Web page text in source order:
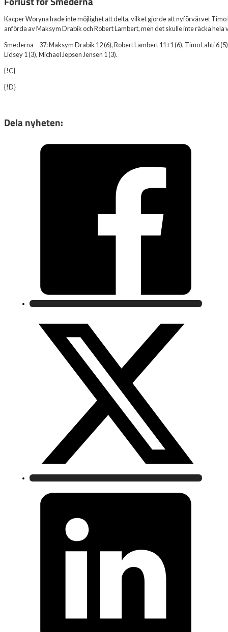
Kacper Woryna hade inte möjlighet att delta, vilket gjorde att nyförvärvet
anförda av Maksym Drabik och Robert Lambert, men det skulle inte räcka
Smederna – 37: Maksym Drabik 12 (6), Robert Lambert 11+1 (6), Timo Lahti 6
Lidsey 1 (3), Michael Jepsen Jensen 1 (3).
{!C}
{!D}
Dela nyheten: